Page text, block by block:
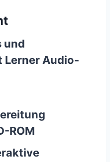
und
Lerner Audio-
ROM